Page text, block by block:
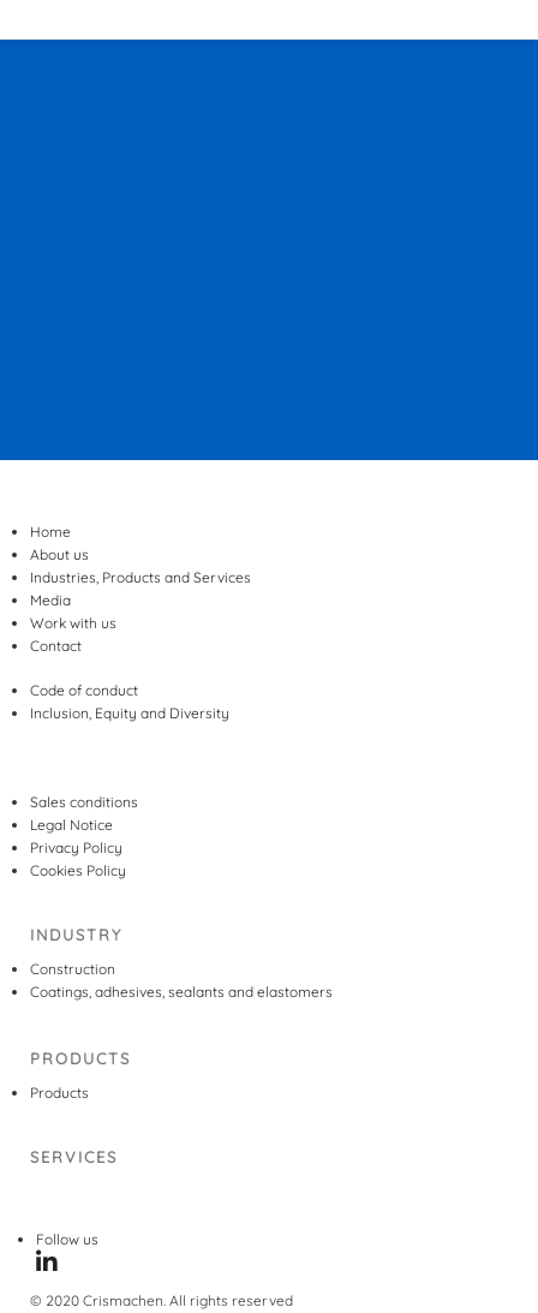
Home
About us
Industries, Products and Services
Media
Work with us
Contact
Code of conduct
Inclusion, Equity and Diversity
Sales conditions
Legal Notice
Privacy Policy
Cookies Policy
INDUSTRY
Construction
Coatings, adhesives, sealants and elastomers
PRODUCTS
Products
SERVICES
Follow us
© 2020 Crismachen. All rights reserved